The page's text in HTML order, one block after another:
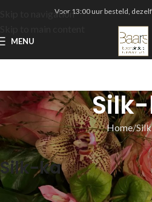
Skip to navigationVoor 13:00 uur besteld,
MENU
Home
Silk-ka